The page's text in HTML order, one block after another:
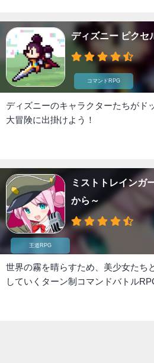
ディズニー ピクセ
コマンドRPG
ディズニーのキャラクターたちがド
大冒険に出掛けよう！
ミストトレインガ
から～
王道RPG
世界の霧を晴らすため、美少女たち
していくターン制コマンドバトル